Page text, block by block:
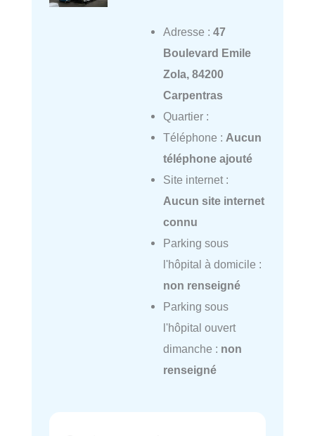
Adresse : 47
Boulevard Emile
Zola, 84200
Carpentras
Quartier :
Téléphone : Aucun
téléphone ajouté
Site internet :
Aucun site internet
connu
Parking sous
l'hôpital à domicile :
non renseigné
Parking sous
l'hôpital ouvert
dimanche : non
renseigné